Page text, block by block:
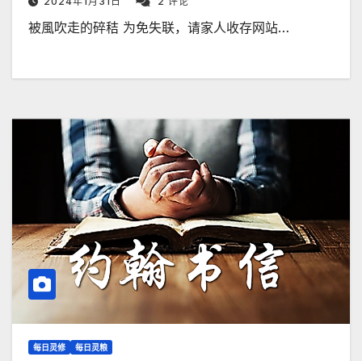
被風吹走的碎秸 为免失联，请家人收存网站…
每日灵修 每日灵粮